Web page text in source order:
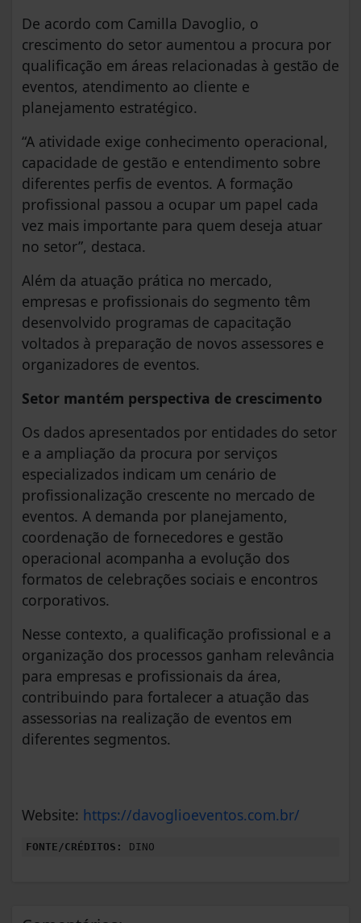
De acordo com Camilla Davoglio, o
crescimento do setor aumentou a procura por
qualificação em áreas relacionadas à gestão de
eventos, atendimento ao cliente e
planejamento estratégico.
“A atividade exige conhecimento operacional,
capacidade de gestão e entendimento sobre
diferentes perfis de eventos. A formação
profissional passou a ocupar um papel cada
vez mais importante para quem deseja atuar
no setor”, destaca.
Além da atuação prática no mercado,
empresas e profissionais do segmento têm
desenvolvido programas de capacitação
voltados à preparação de novos assessores e
organizadores de eventos.
Setor mantém perspectiva de crescimento
Os dados apresentados por entidades do setor
e a ampliação da procura por serviços
especializados indicam um cenário de
profissionalização crescente no mercado de
eventos. A demanda por planejamento,
coordenação de fornecedores e gestão
operacional acompanha a evolução dos
formatos de celebrações sociais e encontros
corporativos.
Nesse contexto, a qualificação profissional e a
organização dos processos ganham relevância
para empresas e profissionais da área,
contribuindo para fortalecer a atuação das
assessorias na realização de eventos em
diferentes segmentos.
Website: https://davoglioeventos.com.br/
FONTE/CRÉDITOS: DINO